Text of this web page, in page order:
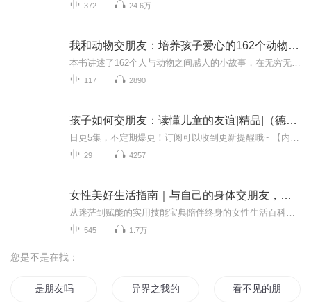
372 24.6万
我和动物交朋友：培养孩子爱心的162个动物故事|动物故事|儿童|培养爱心
117 2890
孩子如何交朋友：读懂儿童的友谊|精品|（德）诺拉·伊姆劳（NoraImlau）著|当代文学
29 4257
女性美好生活指南｜与自己的身体交朋友，与容貌焦虑、年龄焦虑说bye-bye｜女性成长
545 1.7万
您是不是在找：
是朋友吗 异界之我的朋友很多 看不见的朋友们